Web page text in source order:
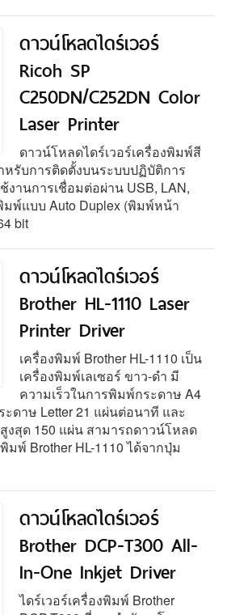
ดาวน์โหลดไดร์เวอร์
Ricoh SP
C250DN/C252DN Color
Laser Printer
ดาวน์โหลดไดร์เวอร์เครื่องพิมพ์สี
หรับการติดตั้งบนระบบปฏิบัติการ
งานการเชื่อมต่อผ่าน USB, LAN,
พ์แบบ Auto Duplex (พิมพ์หน้า
bit
ดาวน์โหลดไดร์เวอร์
Brother HL-1110 Laser
Printer Driver
เครื่องพิมพ์ Brother HL-1110 เป็น
เครื่องพิมพ์เลเซอร์ ขาว-ดำ มี
ความเร็วในการพิมพ์กระดาษ A4
ดาษ Letter 21 แผ่นต่อนาที และ
งสุด 150 แผ่น สามารถดาวน์โหลด
มพ์ Brother HL-1110 ได้จากปุ่ม
ดาวน์โหลดไดร์เวอร์
Brother DCP-T300 All-
In-One Inkjet Driver
ไดร์เวอร์เครื่องพิมพ์ Brother